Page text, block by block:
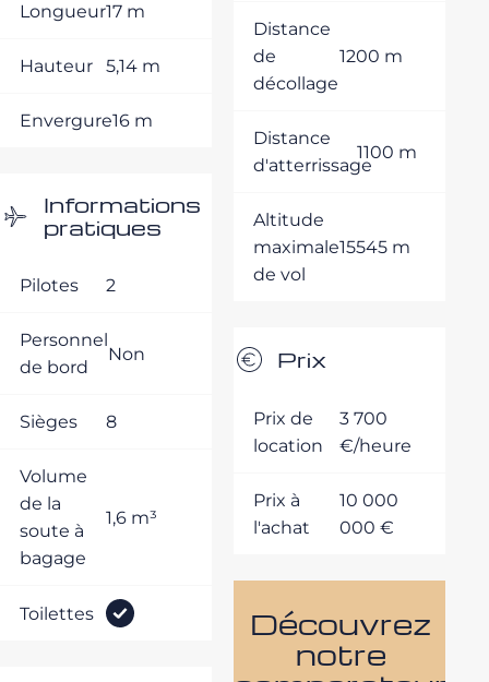
Longueur17 m
Hauteur 5,14 m
Envergure16 m
Informations
pratiques
Pilotes 2
Personnel
de bord
Non
Sièges 8
Volume
de la
soute à
bagage
1,6 m³
Toilettes
Distance
de
décollage
1200 m
Distance
d'atterrissage
1100 m
Altitude
maximale
de vol
15545 m
Prix
Prix de
location
3 700
€/heure
Prix à
l'achat
10 000
000 €
Découvrez
notre